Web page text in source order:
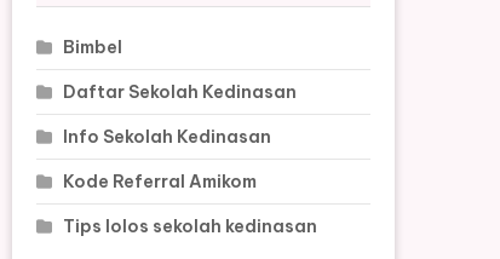
Bimbel
Daftar Sekolah Kedinasan
Info Sekolah Kedinasan
Kode Referral Amikom
Tips lolos sekolah kedinasan